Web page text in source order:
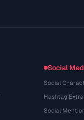
Social
Social
Hashtag
Social